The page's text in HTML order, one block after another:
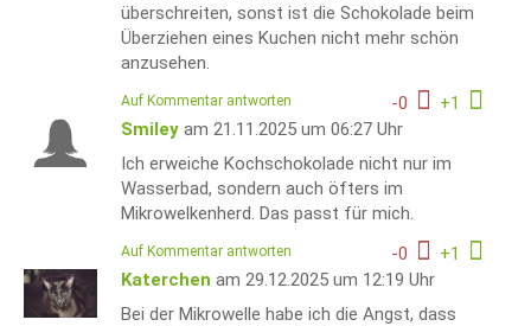
überschreiten, sonst ist die Schokolade beim
Überziehen eines Kuchen nicht mehr schön
anzusehen.
-0 +1
Auf Kommentar antworten
Smiley am 21.11.2025 um 06:27 Uhr
Ich erweiche Kochschokolade nicht nur im
Wasserbad, sondern auch öfters im
Mikrowelkenherd. Das passt für mich.
-0 +1
Auf Kommentar antworten
Katerchen am 29.12.2025 um 12:19 Uhr
Bei der Mikrowelle habe ich die Angst, dass